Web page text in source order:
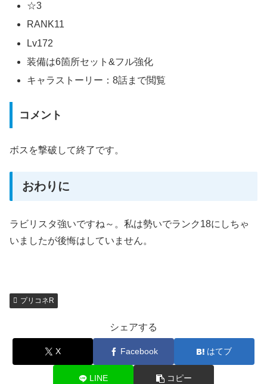
☆3
RANK11
Lv172
装備は6箇所セット&フル強化
キャラストーリー：8話まで閲覧
コメント
ボスを撃破して終了です。
おわりに
ラビリスタ強いですね～。私は勢いでランク18にしちゃ
いましたが後悔はしていません。
プリコネR
シェアする
X Facebook はてブ
LINE コピー